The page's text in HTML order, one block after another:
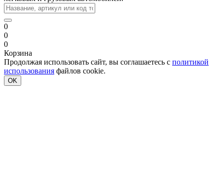
0
0
0
Корзина
Продолжая использовать сайт, вы соглашаетесь с политикой
использования файлов cookie.
OK